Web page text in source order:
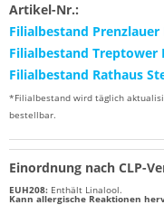
Artikel-Nr.:
Filialbestand Prenzlauer
Filialbestand Treptower
Filialbestand Rathaus
*Filialbestand wird täglich
bestellbar.
Einordnung nach CLP-
EUH208: Enthält Linalool.
Kann allergische Reaktionen